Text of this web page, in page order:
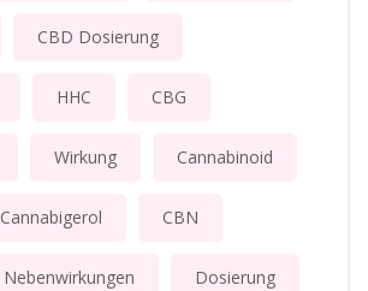
CBD Dosierung
HHC CBG
Wirkung Cannabinoid
Cannabigerol CBN
Nebenwirkungen Dosierung